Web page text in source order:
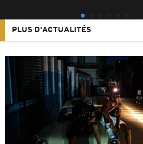
PLUS D'ACTUALITÉS